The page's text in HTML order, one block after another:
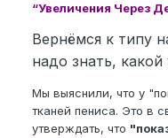
“Увеличения Через
Вернёмся к типу
надо знать, какой
Мы выяснили, что у
тканей пениса. Это в
утверждать, что